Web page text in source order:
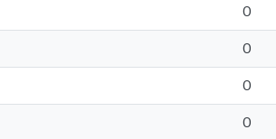
0
0
0
0